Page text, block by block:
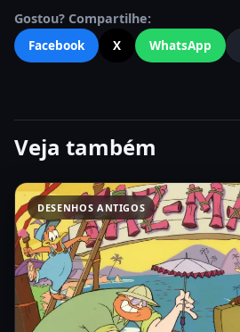
Gostou? Compartilhe:
Facebook
X WhatsApp
Veja também
DESENHOS ANTIGOS